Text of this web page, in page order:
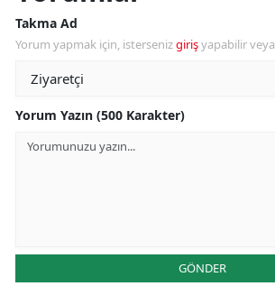
Takma Ad
Yorum yapmak için, istersenizgirişyapabilir veya
Yorum Yazın (500 Karakter)
GÖNDER